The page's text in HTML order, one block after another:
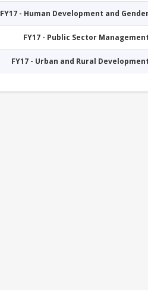
FY17 - Human Development and
FY17 - Public Sector Management
FY17 - Urban and Rural Development